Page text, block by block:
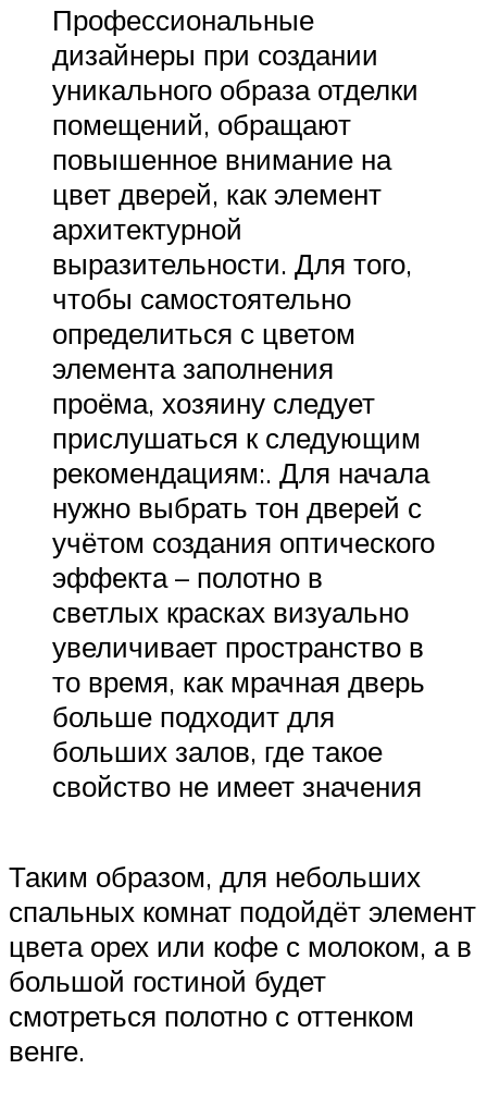
Профессиональные
дизайнеры при создании
уникального образа отделки
помещений, обращают
повышенное внимание на
цвет дверей, как элемент
архитектурной
выразительности. Для того,
чтобы самостоятельно
определиться с цветом
элемента заполнения
проёма, хозяину следует
прислушаться к следующим
рекомендациям:. Для начала
нужно выбрать тон дверей с
учётом создания оптического
эффекта – полотно в
светлых красках визуально
увеличивает пространство в
то время, как мрачная дверь
больше подходит для
больших залов, где такое
свойство не имеет значения
Таким образом, для небольших
спальных комнат подойдёт элемент
цвета орех или кофе с молоком, а в
большой гостиной будет
смотреться полотно с оттенком
венге.